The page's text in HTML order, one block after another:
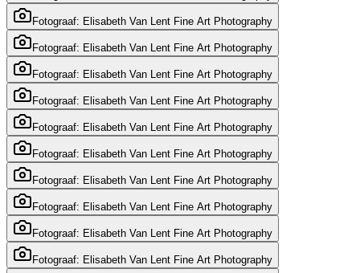
Fotograaf: Elisabeth Van Lent Fine Art Photography
Fotograaf: Elisabeth Van Lent Fine Art Photography
Fotograaf: Elisabeth Van Lent Fine Art Photography
Fotograaf: Elisabeth Van Lent Fine Art Photography
Fotograaf: Elisabeth Van Lent Fine Art Photography
Fotograaf: Elisabeth Van Lent Fine Art Photography
Fotograaf: Elisabeth Van Lent Fine Art Photography
Fotograaf: Elisabeth Van Lent Fine Art Photography
Fotograaf: Elisabeth Van Lent Fine Art Photography
Fotograaf: Elisabeth Van Lent Fine Art Photography